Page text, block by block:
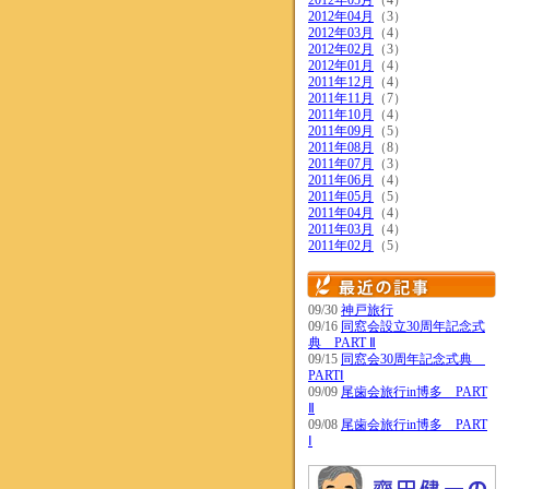
2012年04月
（3）
2012年03月
（4）
2012年02月
（3）
2012年01月
（4）
2011年12月
（4）
2011年11月
（7）
2011年10月
（4）
2011年09月
（5）
2011年08月
（8）
2011年07月
（3）
2011年06月
（4）
2011年05月
（5）
2011年04月
（4）
2011年03月
（4）
2011年02月
（5）
09/30 神戸旅行
09/16 同窓会設立30周年記念式
典 PART Ⅱ
09/15 同窓会30周年記念式典
PARTⅠ
09/09 尾歯会旅行in博多 PART
09/08 尾歯会旅行in博多 PART